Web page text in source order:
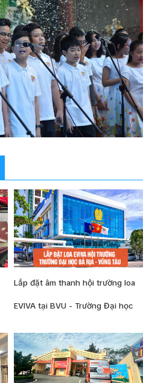
Lắp đặt âm thanh hội trường loa
EVIVA tại BVU - Trường Đại học